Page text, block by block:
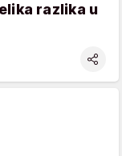
razlika u